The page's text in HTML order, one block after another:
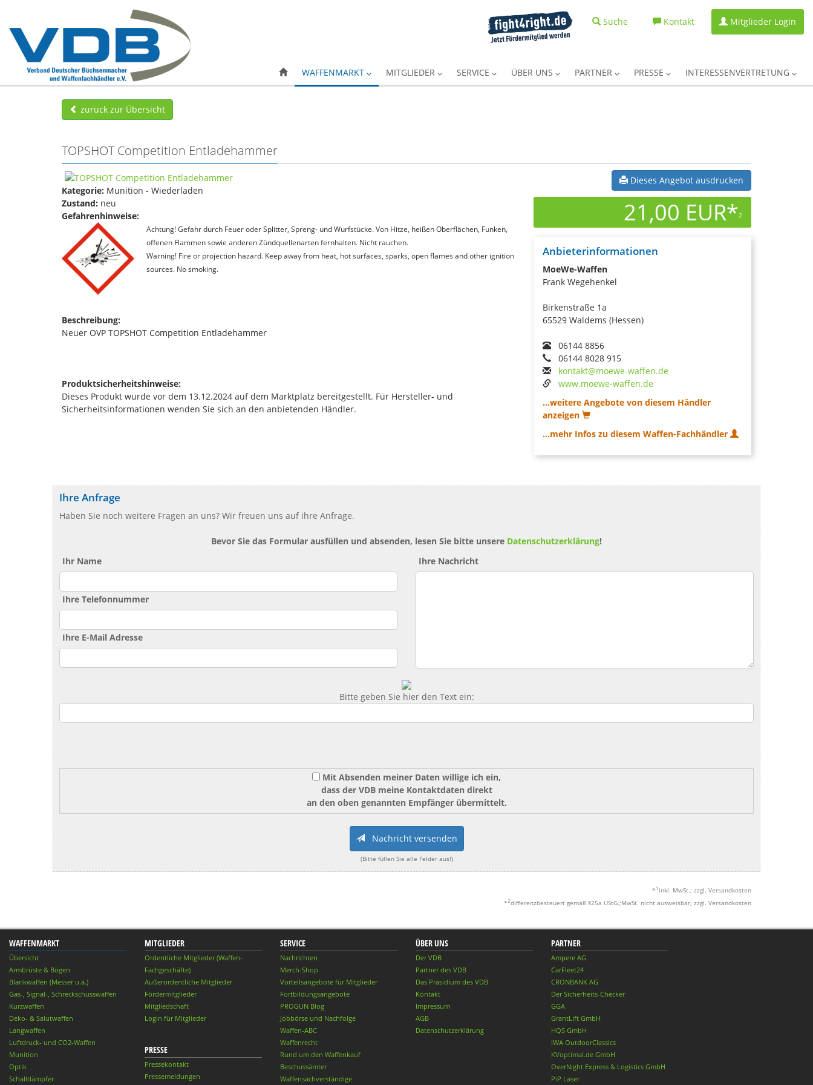
Suche Kontakt Mitglieder Login
WAFFENMARKT MITGLIEDER SERVICE ÜBER UNS PARTNER PRESSE INTERESSENVERTRETUNG
zurück zur Übersicht
TOPSHOT Competition Entladehammer
Kategorie: Munition - Wiederladen
Zustand: neu
Gefahrenhinweise:
Achtung! Gefahr durch Feuer oder Splitter, Spreng- und Wurfstücke. Von Hitze, heißen Oberflächen, Funken,
offenen Flammen sowie anderen Zündquellenarten fernhalten. Nicht rauchen.
Warning! Fire or projection hazard. Keep away from heat, hot surfaces, sparks, open flames and other ignition
sources. No smoking.
Beschreibung:
Neuer OVP TOPSHOT Competition Entladehammer
Produktsicherheitshinweise:
Dieses Produkt wurde vor dem 13.12.2024 auf dem Marktplatz bereitgestellt. Für Hersteller- und
Sicherheitsinformationen wenden Sie sich an den anbietenden Händler.
Dieses Angebot ausdrucken
21,00 EUR*2
Anbieterinformationen
MoeWe-Waffen
Frank Wegehenkel
Birkenstraße 1a
65529 Waldems (Hessen)
06144 8856
06144 8028 915
kontakt@moewe-waffen.de
www.moewe-waffen.de
...weitere Angebote von diesem Händler
anzeigen
...mehr Infos zu diesem Waffen-Fachhändler
Ihre Anfrage
Haben Sie noch weitere Fragen an uns? Wir freuen uns auf ihre Anfrage.
Bevor Sie das Formular ausfüllen und absenden, lesen Sie bitte unsere Datenschutzerklärung!
Ihr Name
Ihre Telefonnummer
Ihre E-Mail Adresse
Ihre Nachricht
Bitte geben Sie hier den Text ein:
Mit Absenden meiner Daten willige ich ein,
dass der VDB meine Kontaktdaten direkt
an den oben genannten Empfänger übermittelt.
Nachricht versenden
(Bitte füllen Sie alle Felder aus!)
* 1 inkl. MwSt.; zzgl. Versandkosten
*2differenzbesteuert gemäß §25a UStG.;MwSt. nicht ausweisbar; zzgl. Versandkosten
WAFFENMARKT
Übersicht
Armbrüste & Bögen
Blankwaffen (Messer u.ä.)
Gas-, Signal-, Schreckschusswaffen
Kurzwaffen
Deko- & Salutwaffen
Langwaffen
Luftdruck- und CO2-Waffen
Munition
Optik
Schalldämpfer
MITGLIEDER
Ordentliche Mitglieder (Waffen-
Fachgeschäfte)
Außerordentliche Mitglieder
Fördermitglieder
Mitgliedschaft
Login für Mitglieder
PRESSE
Pressekontakt
Pressemeldungen
SERVICE
Nachrichten
Merch-Shop
Vorteilsangebote für Mitglieder
Fortbildungsangebote
PROGUN Blog
Jobbörse und Nachfolge
Waffen-ABC
Waffenrecht
Rund um den Waffenkauf
Beschussämter
Waffensachverständige
ÜBER UNS
Der VDB
Partner des VDB
Das Präsidium des VDB
Kontakt
Impressum
AGB
Datenschutzerklärung
PARTNER
Ampere AG
CarFleet24
CRONBANK AG
Der Sicherheits-Checker
GGA
GrantLift GmbH
HQS GmbH
IWA OutdoorClassics
KVoptimal.de GmbH
OverNight Express & Logistics GmbH
PiP Laser